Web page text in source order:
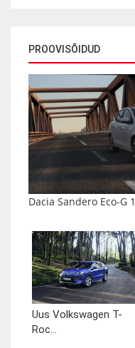
PROOVISÕIDUD
Dacia Sandero Eco-G
Uus Volkswagen T-
Roc...